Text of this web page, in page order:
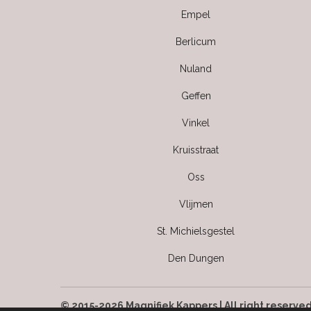
Empel
Berlicum
Nuland
Geffen
Vinkel
Kruisstraat
Oss
Vlijmen
St. Michielsgestel
Den Dungen
© 2015-2026 Magnifiek Kappers | All right